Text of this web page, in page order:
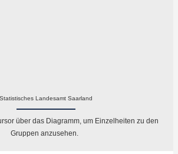
Landesamt Saarland
über das Diagramm, um Einzelheiten zu den
Gruppen anzusehen.